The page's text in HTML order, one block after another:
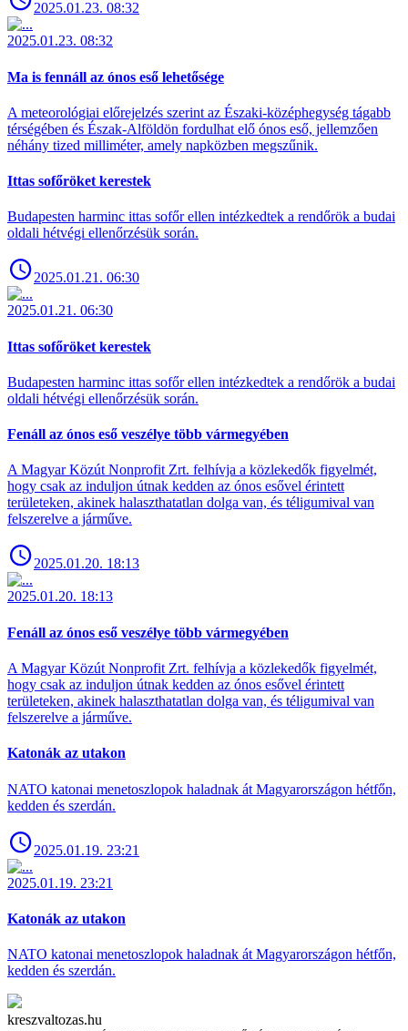
2025.01.23. 08:32
2025.01.23. 08:32
Ma is fennáll az ónos eső lehetősége
A meteorológiai előrejelzés szerint az Északi-középhegység tágabb
térségében és Észak-Alföldön fordulhat elő ónos eső, jellemzően
néhány tized milliméter, amely napközben megszűnik.
Ittas sofőröket kerestek
Budapesten harminc ittas sofőr ellen intézkedtek a rendőrök a budai
oldali hétvégi ellenőrzésük során.
2025.01.21. 06:30
2025.01.21. 06:30
Ittas sofőröket kerestek
Budapesten harminc ittas sofőr ellen intézkedtek a rendőrök a budai
oldali hétvégi ellenőrzésük során.
Fenáll az ónos eső veszélye több vármegyében
A Magyar Közút Nonprofit Zrt. felhívja a közlekedők figyelmét,
hogy csak az induljon útnak kedden az ónos esővel érintett
területeken, akinek halaszthatatlan dolga van, és téligumival van
felszerelve a járműve.
2025.01.20. 18:13
2025.01.20. 18:13
Fenáll az ónos eső veszélye több vármegyében
A Magyar Közút Nonprofit Zrt. felhívja a közlekedők figyelmét,
hogy csak az induljon útnak kedden az ónos esővel érintett
területeken, akinek halaszthatatlan dolga van, és téligumival van
felszerelve a járműve.
Katonák az utakon
NATO katonai menetoszlopok haladnak át Magyarországon hétfőn,
kedden és szerdán.
2025.01.19. 23:21
2025.01.19. 23:21
Katonák az utakon
NATO katonai menetoszlopok haladnak át Magyarországon hétfőn,
kedden és szerdán.
kreszvaltozas.hu